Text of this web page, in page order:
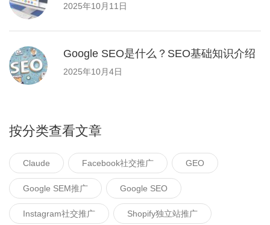
2025年10月11日
Google SEO是什么？SEO基础知识介绍
2025年10月4日
按分类查看文章
Claude Facebook社交推广 GEO
Google SEM推广 Google SEO
Instagram社交推广 Shopify独立站推广